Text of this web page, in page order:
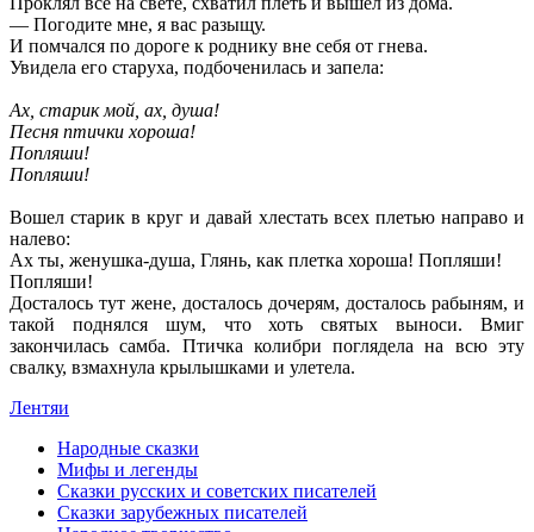
— Погодите мне, я вас разыщу.
И помчался по дороге к роднику вне себя от гнева.
Увидела его старуха, подбоченилась и запела:
Ах, старик мой, ах, душа!
Песня птички хороша!
Попляши!
Попляши!
Вошел старик в круг и давай хлестать всех плетью направо и
налево:
Ах ты, женушка-душа, Глянь, как плетка хороша! Попляши!
Попляши!
Досталось тут жене, досталось дочерям, досталось рабыням, и
такой поднялся шум, что хоть святых выноси. Вмиг
закончилась самба. Птичка колибри поглядела на всю эту
свалку, взмахнула крылышками и улетела.
Лентяи
Народные сказки
Мифы и легенды
Сказки русских и советских писателей
Сказки зарубежных писателей